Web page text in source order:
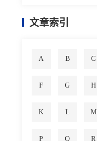
文章索引
A B C
F G H
K L M
P Q R